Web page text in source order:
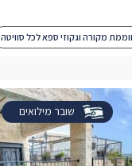
מקורה וגקוזי ספא לכל סוויטה
שובר מילואים